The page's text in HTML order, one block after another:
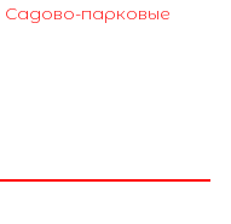
Садово-парковые